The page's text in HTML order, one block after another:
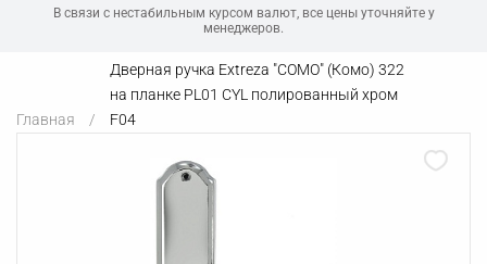
В связи с нестабильным курсом валют, все цены уточняйте у
менеджеров.
Главная
Дверная ручка Extreza "COMO" (Комо) 322
на планке PL01 CYL полированный хром
F04